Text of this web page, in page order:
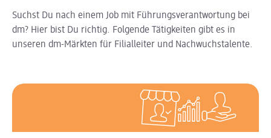
Suchst Du nach einem Job mit Führungsverantwortung bei
dm? Hier bist Du richtig. Folgende Tätigkeiten gibt es in
unseren dm-Märkten für Filialleiter und Nachwuchstalente.